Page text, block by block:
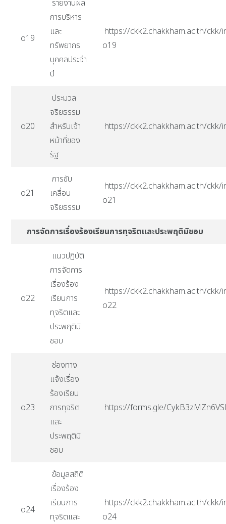
o19
รายงานผล
การบริหาร
และ
ทรัพยากร
บุคคลประจำ
ปี
https://ckk2.chakkham.ac.th/
o19
o20
ประมวล
จริยธรรม
สำหรับเจ้า
หน้าที่ของ
รัฐ
https://ckk2.chakkham.ac.th/
o21
การขับ
เคลื่อน
จริยธรรม
https://ckk2.chakkham.ac.th/
o21
การจัดการเรื่องร้องเรียนการทุจริตและประพฤติมิชอบ
o22
แนวปฏิบัติ
การจัดการ
เรื่องร้อง
เรียนการ
ทุจริตและ
ประพฤติมิ
ชอบ
https://ckk2.chakkham.ac.th/
o22
o23
ช่องทาง
แจ้งเรื่อง
ร้องเรียน
การทุจริต
และ
ประพฤติมิ
ชอบ
https://forms.gle/
o24
ข้อมูลสถิติ
เรื่องร้อง
เรียนการ
ทุจริตและ
https://ckk2.chakkham.ac.th/
o24